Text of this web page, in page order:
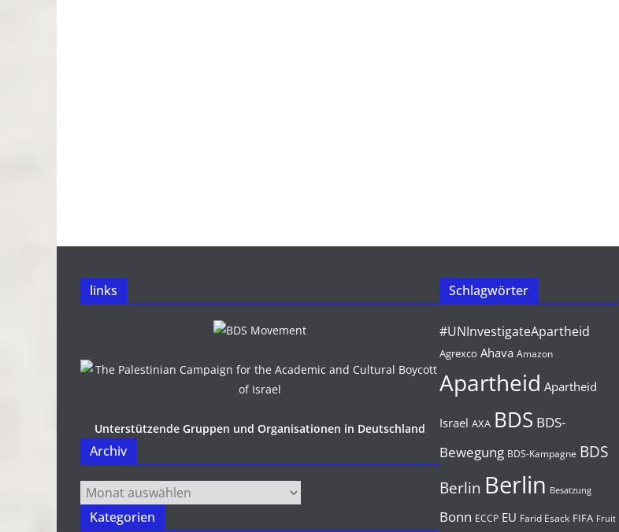
links
Unterstützende Gruppen und Organisationen in Deutschland
Archiv
Archiv
Kategorien
Schlagwörter
#UNInvestigateApartheid
Agrexco Ahava Amazon
Apartheid Apartheid
Israel AXA BDS BDS-
Bewegung BDS-Kampagne BDS
Berlin Berlin Besatzung
Bonn ECCP EU Farid Esack FIFA Fruit